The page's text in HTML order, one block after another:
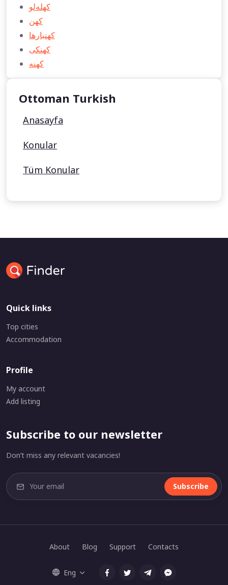
كهله‌لو
كهن
كهنبارها
كهنكی
كهنه
Ottoman Turkish
Anasayfa
Konular
Tüm Konular
Quick links
Top cities
Accommodation
Profile
My account
Add listing
Subscribe to our newsletter
Don’t miss any relevant vacancies!
Subscribe
About Blog Support Contacts
Eng